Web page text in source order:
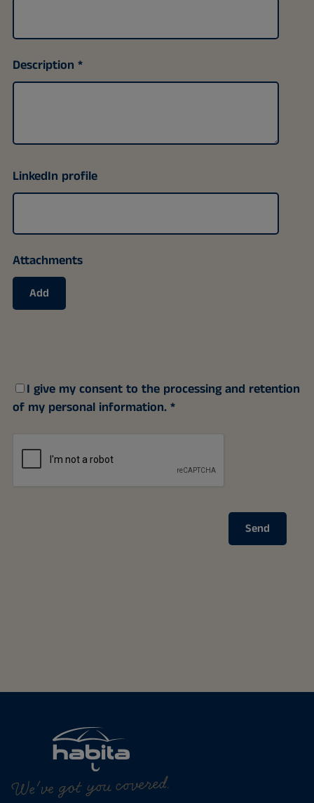
Description
LinkedIn profile
Attachments
Add
I give my consent to the processing and retention
of my personal information.
Send
We've got you covered.